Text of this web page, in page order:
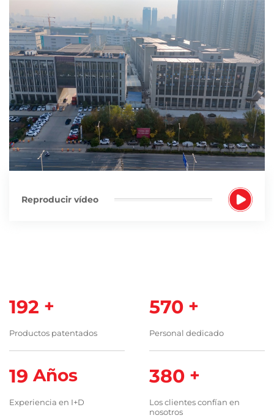
Reproducir vídeo
200 +
Productos patentados
600 +
Personal dedicado
20 Años
Experiencia en I+D
400 +
Los clientes confían en
nosotros